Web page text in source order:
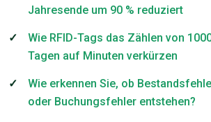
Jahresende um 90 % reduziert
Wie RFID-Tags das Zählen von
Tagen auf Minuten verkürzen
Wie erkennen Sie, ob
oder Buchungsfehler entstehen?